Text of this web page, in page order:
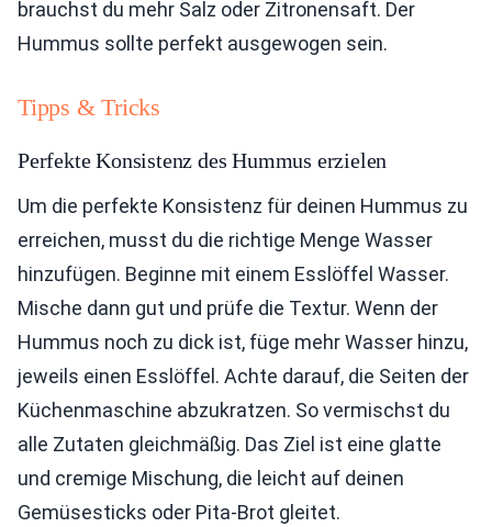
brauchst du mehr Salz oder Zitronensaft. Der
Hummus sollte perfekt ausgewogen sein.
Tipps & Tricks
Perfekte Konsistenz des Hummus erzielen
Um die perfekte Konsistenz für deinen Hummus zu
erreichen, musst du die richtige Menge Wasser
hinzufügen. Beginne mit einem Esslöffel Wasser.
Mische dann gut und prüfe die Textur. Wenn der
Hummus noch zu dick ist, füge mehr Wasser hinzu,
jeweils einen Esslöffel. Achte darauf, die Seiten der
Küchenmaschine abzukratzen. So vermischst du
alle Zutaten gleichmäßig. Das Ziel ist eine glatte
und cremige Mischung, die leicht auf deinen
Gemüsesticks oder Pita-Brot gleitet.